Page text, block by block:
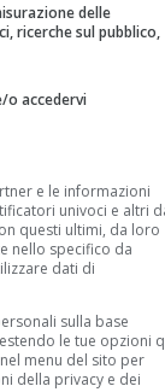
delle
ricerche sul pubblico,
o accedervi
e le informazioni
univoci e altri
questi ultimi, da loro
nello specifico da
dati di
sulla base
le tue opzioni
menu del sito per
della privacy e dei